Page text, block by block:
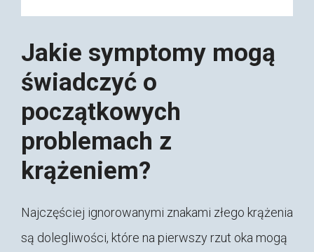
Jakie symptomy mogą
świadczyć o
początkowych
problemach z
krążeniem?
Najczęściej ignorowanymi znakami złego krążenia
są dolegliwości, które na pierwszy rzut oka mogą